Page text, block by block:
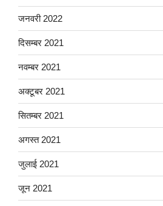
जनवरी 2022
दिसम्बर 2021
नवम्बर 2021
अक्टूबर 2021
सितम्बर 2021
अगस्त 2021
जुलाई 2021
जून 2021